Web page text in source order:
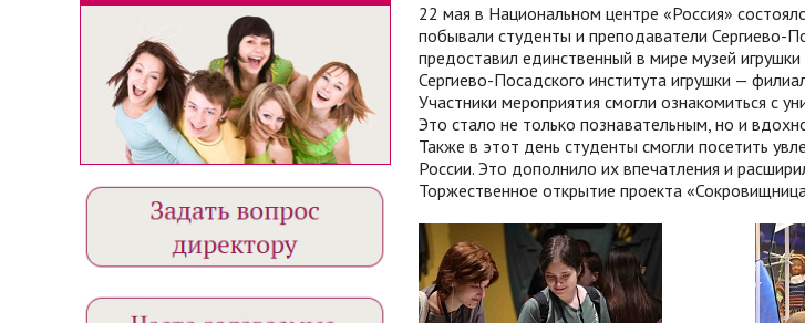
22 мая в Национальном центре «Россия»
побывали студенты и преподаватели Сергиево-
предоставил единственный в мире музей
Сергиево-Посадского института игрушки —
Участники мероприятия смогли ознакомиться с
Это стало не только познавательным, но и
Также в этот день студенты смогли посетить
России. Это дополнило их впечатления и
Торжественное открытие проекта